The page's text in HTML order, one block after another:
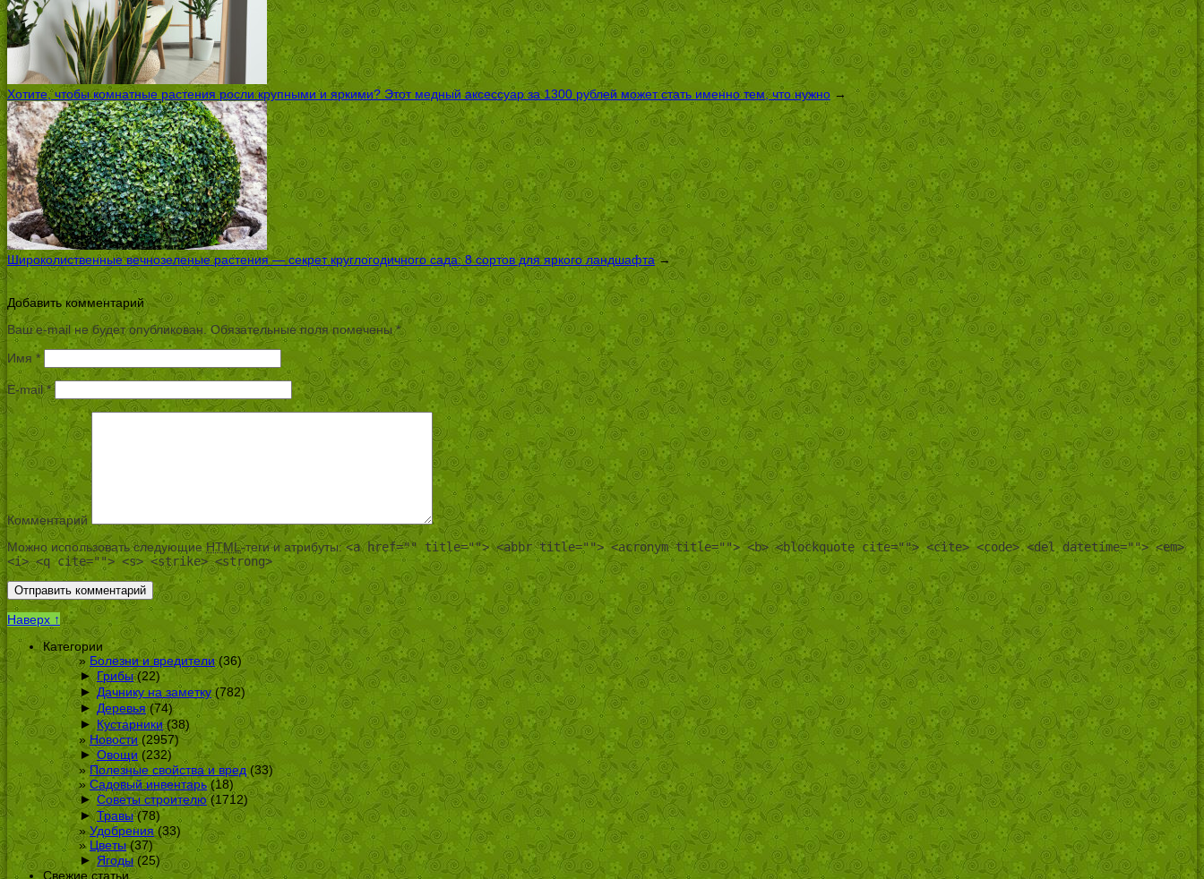
Хотите, чтобы комнатные растения росли крупными и яркими? Этот медный аксессуар за 1300 рублей может стать именно тем, что нужно →
Широколиственные вечнозеленые растения — секрет круглогодичного сада: 8 сортов для яркого ландшафта→
Добавить комментарий
Ваш e-mail не будет опубликован. Обязательные поля помечены*
Имя *
E-mail*
Комментарий
Можно использовать следующиеHTML-теги и атрибуты:<a href="" title=""> <abbr title=""> <acronym title=""> <b> <blockquote cite=""> <cite> <code> <del datetime=""> <em>
<i> <q cite=""> <s> <strike> <strong>
Наверх ↑
Категории
Болезни и вредители(36)
► Грибы(22)
► Дачнику на заметку(782)
► Деревья(74)
► Кустарники(38)
Новости (2957)
► Овощи (232)
Полезные свойства и вред(33)
Садовый инвентарь(18)
► Советы строителю(1712)
► Травы(78)
Удобрения(33)
Цветы(37)
► Ягоды (25)
Свежие статьи